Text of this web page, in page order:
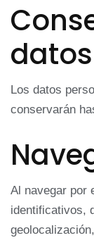
Los datos
conservarán
Al navegar por
identificativos,